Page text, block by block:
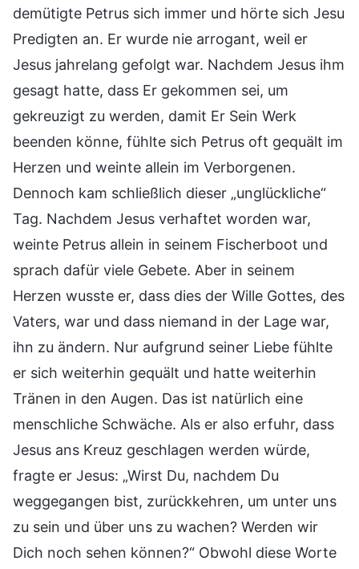
demütigte Petrus sich immer und hörte sich Jesu
Predigten an. Er wurde nie arrogant, weil er
Jesus jahrelang gefolgt war. Nachdem Jesus ihm
gesagt hatte, dass Er gekommen sei, um
gekreuzigt zu werden, damit Er Sein Werk
beenden könne, fühlte sich Petrus oft gequält im
Herzen und weinte allein im Verborgenen.
Dennoch kam schließlich dieser „unglückliche“
Tag. Nachdem Jesus verhaftet worden war,
weinte Petrus allein in seinem Fischerboot und
sprach dafür viele Gebete. Aber in seinem
Herzen wusste er, dass dies der Wille Gottes, des
Vaters, war und dass niemand in der Lage war,
ihn zu ändern. Nur aufgrund seiner Liebe fühlte
er sich weiterhin gequält und hatte weiterhin
Tränen in den Augen. Das ist natürlich eine
menschliche Schwäche. Als er also erfuhr, dass
Jesus ans Kreuz geschlagen werden würde,
fragte er Jesus: „Wirst Du, nachdem Du
weggegangen bist, zurückkehren, um unter uns
zu sein und über uns zu wachen? Werden wir
Dich noch sehen können?“ Obwohl diese Worte